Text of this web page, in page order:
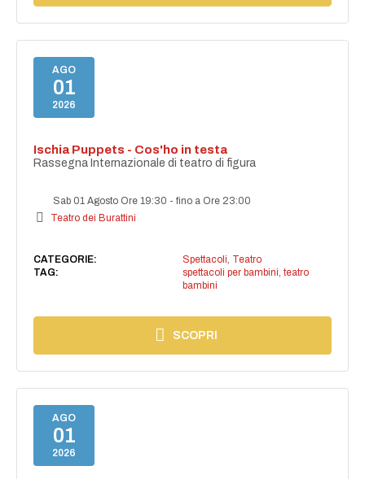
AGO
01
2026
Ischia Puppets - Cos'ho in testa
Rassegna Internazionale di teatro di figura
Sab 01 Agosto Ore 19:30 -fino a Ore 23:00
Teatro dei Burattini
CATEGORIE: Spettacoli Teatro
TAG:
spettacoli per bambini teatro
bambini
SCOPRI
AGO
01
2026